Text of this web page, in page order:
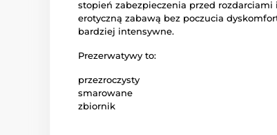
stopień zabezpieczenia przed
erotyczną zabawą bez poczucia
bardziej intensywne.
Prezerwatywy to:
przezroczysty
smarowane
zbiornik